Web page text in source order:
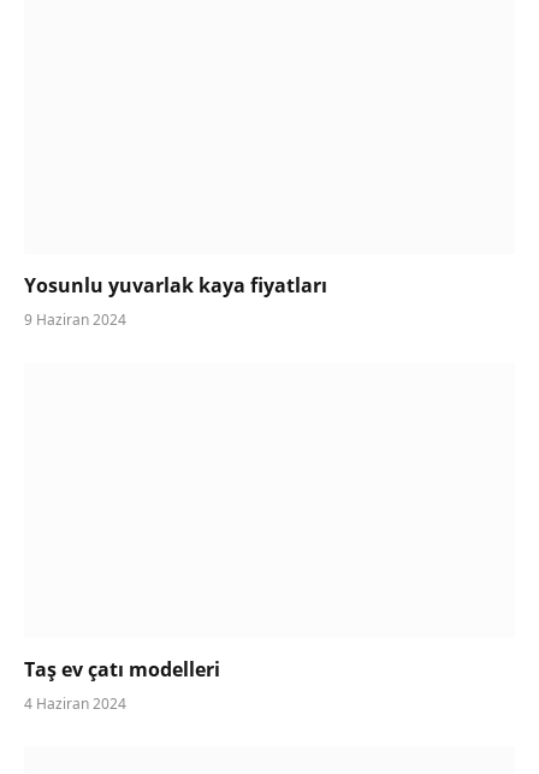
Yosunlu yuvarlak kaya fiyatları
9 Haziran 2024
Taş ev çatı modelleri
4 Haziran 2024